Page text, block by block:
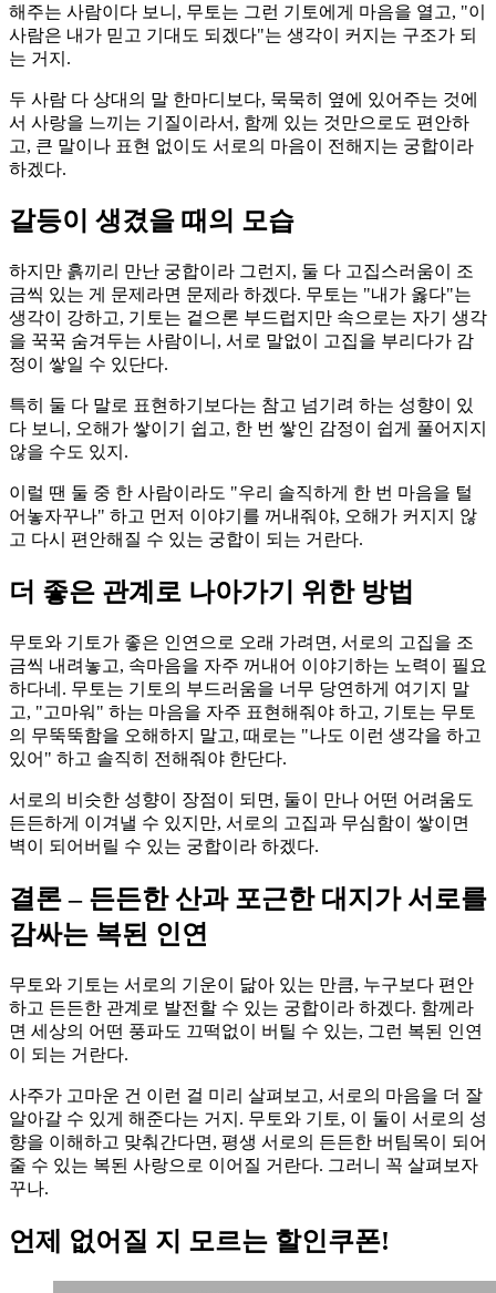
해주는 사람이다 보니, 무토는 그런 기토에게 마음을 열고, "이
사람은 내가 믿고 기대도 되겠다"는 생각이 커지는 구조가 되
는 거지.
두 사람 다 상대의 말 한마디보다, 묵묵히 옆에 있어주는 것에
서 사랑을 느끼는 기질이라서, 함께 있는 것만으로도 편안하
고, 큰 말이나 표현 없이도 서로의 마음이 전해지는 궁합이라
하겠다.
갈등이 생겼을 때의 모습
하지만 흙끼리 만난 궁합이라 그런지, 둘 다 고집스러움이 조
금씩 있는 게 문제라면 문제라 하겠다. 무토는 "내가 옳다"는
생각이 강하고, 기토는 겉으론 부드럽지만 속으로는 자기 생각
을 꾹꾹 숨겨두는 사람이니, 서로 말없이 고집을 부리다가 감
정이 쌓일 수 있단다.
특히 둘 다 말로 표현하기보다는 참고 넘기려 하는 성향이 있
다 보니, 오해가 쌓이기 쉽고, 한 번 쌓인 감정이 쉽게 풀어지지
않을 수도 있지.
이럴 땐 둘 중 한 사람이라도 "우리 솔직하게 한 번 마음을 털
어놓자꾸나" 하고 먼저 이야기를 꺼내줘야, 오해가 커지지 않
고 다시 편안해질 수 있는 궁합이 되는 거란다.
더 좋은 관계로 나아가기 위한 방법
무토와 기토가 좋은 인연으로 오래 가려면, 서로의 고집을 조
금씩 내려놓고, 속마음을 자주 꺼내어 이야기하는 노력이 필요
하다네. 무토는 기토의 부드러움을 너무 당연하게 여기지 말
고, "고마워" 하는 마음을 자주 표현해줘야 하고, 기토는 무토
의 무뚝뚝함을 오해하지 말고, 때로는 "나도 이런 생각을 하고
있어" 하고 솔직히 전해줘야 한단다.
서로의 비슷한 성향이 장점이 되면, 둘이 만나 어떤 어려움도
든든하게 이겨낼 수 있지만, 서로의 고집과 무심함이 쌓이면
벽이 되어버릴 수 있는 궁합이라 하겠다.
결론 – 든든한 산과 포근한 대지가 서로를
감싸는 복된 인연
무토와 기토는 서로의 기운이 닮아 있는 만큼, 누구보다 편안
하고 든든한 관계로 발전할 수 있는 궁합이라 하겠다. 함께라
면 세상의 어떤 풍파도 끄떡없이 버틸 수 있는, 그런 복된 인연
이 되는 거란다.
사주가 고마운 건 이런 걸 미리 살펴보고, 서로의 마음을 더 잘
알아갈 수 있게 해준다는 거지. 무토와 기토, 이 둘이 서로의 성
향을 이해하고 맞춰간다면, 평생 서로의 든든한 버팀목이 되어
줄 수 있는 복된 사랑으로 이어질 거란다. 그러니 꼭 살펴보자
꾸나.
언제 없어질 지 모르는 할인쿠폰!